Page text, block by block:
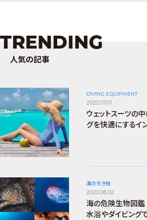
TRENDING
人気の記事
DIVING EQUIPMENT
2022.07.01
ウェットスーツの
グを快適にするイ
海の生き物
2023.08.02
海の危険生物図鑑
水浴やダイビング